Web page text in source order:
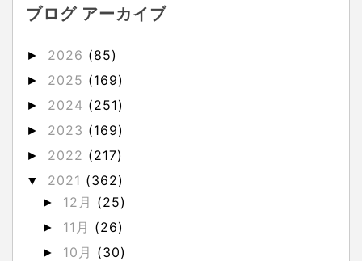
ブログ アーカイブ
► 2026 (85)
► 2025 (169)
► 2024 (251)
► 2023 (169)
► 2022 (217)
▼ 2021 (362)
► 12月 (25)
► 11月 (26)
► 10月 (30)